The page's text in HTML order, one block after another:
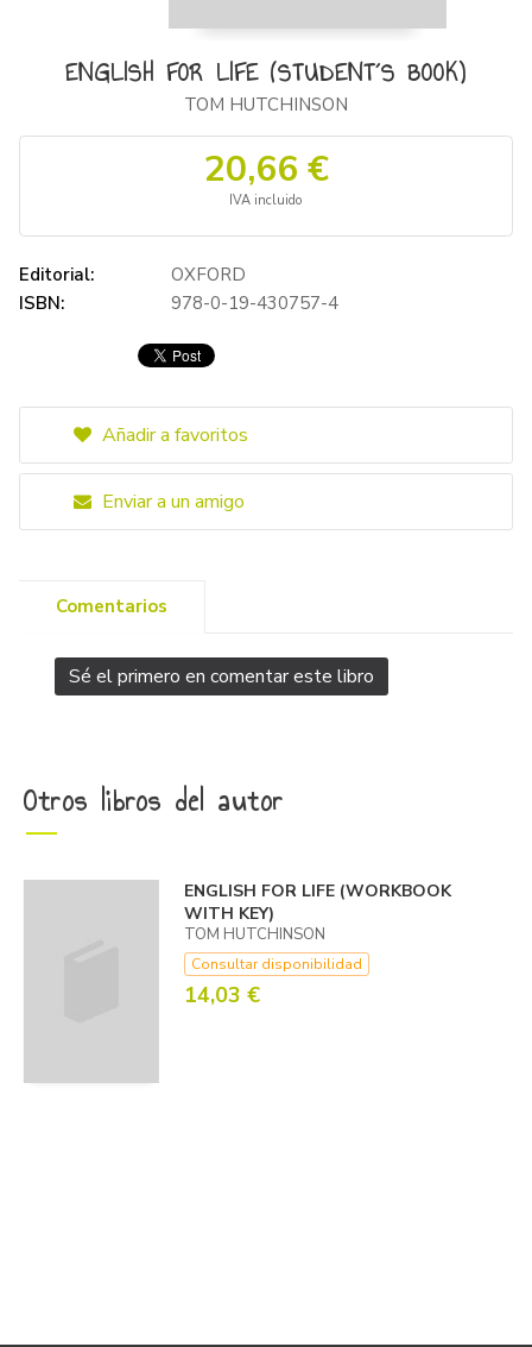
ENGLISH FOR LIFE (STUDENT´S BOOK)
TOM HUTCHINSON
20,66 €
IVA incluido
Editorial:
OXFORD
ISBN:
978-0-19-430757-4
Añadir a favoritos
Enviar a un amigo
Comentarios
Sé el primero en comentar este libro
Otros libros del autor
ENGLISH FOR LIFE (WORKBOOK
WITH KEY)
TOM HUTCHINSON
Consultar disponibilidad
14,03 €